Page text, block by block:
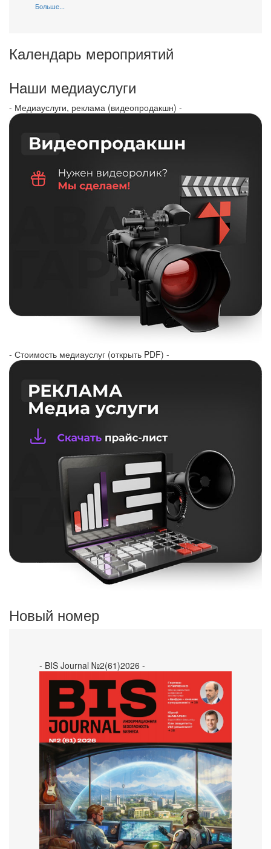
Больше...
Календарь мероприятий
Наши медиауслуги
- Медиауслуги, реклама (видеопродакшн) -
- Стоимость медиауслуг (открыть PDF) -
Новый номер
- BIS Journal №2(61)2026 -